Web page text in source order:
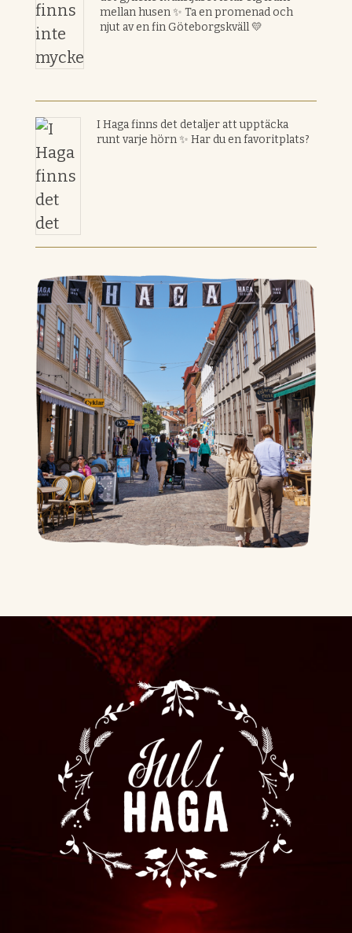
mellan husen ✨ Ta en promenad och
njut av en fin Göteborgskväll 💛
I Haga finns det detaljer att upptäcka
runt varje hörn ✨ Har du en favoritplats?